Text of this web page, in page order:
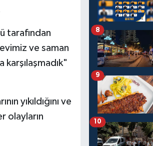
tarafından
ve saman
yıkıldığını ve
olayların
8
9
10